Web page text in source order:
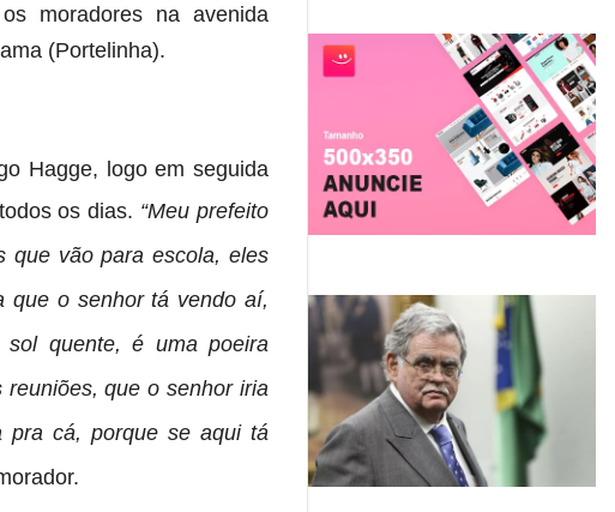
moradores na avenida
(Portelinha).
Hagge, logo em seguida
os dias. “Meu prefeito
que vão para escola, eles
que o senhor tá vendo aí,
quente, é uma poeira
que o senhor iria
pra cá, porque se aqui tá